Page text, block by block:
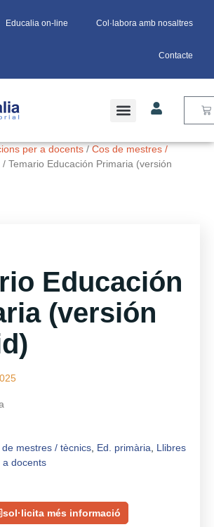
Educalia on-line Col·labora amb nosaltres
Contacte
per a docents/Cos de mestres /
/ Temario Educación Primaria (versión
Educación
(versión
de mestres / tècnics Ed. primària
Llibres
a docents
sol·licita més informació